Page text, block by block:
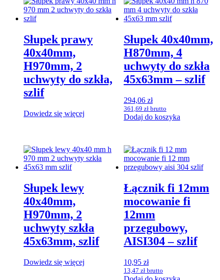
Słupek prawy
40x40mm,
H970mm, 2
uchwyty do szkła,
szlif
Dowiedz się więcej
Słupek 40x40mm,
H870mm, 4
uchwyty do szkła
45x63mm – szlif
294,06 zł
361,69 złbrutto
Dodaj do koszyka
Słupek lewy
40x40mm,
H970mm, 2
uchwyty szkła
45x63mm, szlif
Dowiedz się więcej
Łącznik fi 12mm
mocowanie fi
12mm
przegubowy,
AISI304 – szlif
10,95 zł
13,47 złbrutto